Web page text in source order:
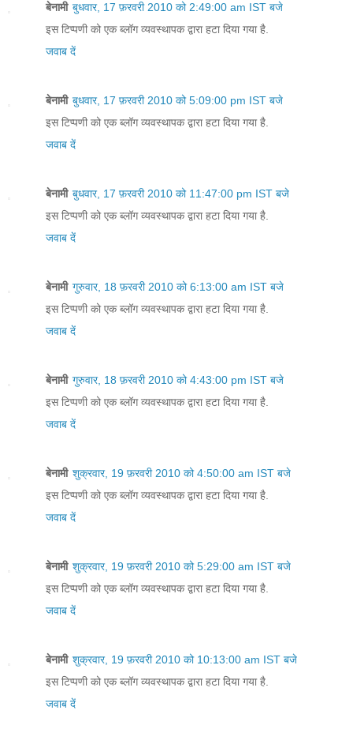
बेनामी बुधवार, 17 फ़रवरी 2010 को 2:49:00 am IST बजे
इस टिप्पणी को एक ब्लॉग व्यवस्थापक द्वारा हटा दिया गया है.
जवाब दें
बेनामी बुधवार, 17 फ़रवरी 2010 को 5:09:00 pm IST बजे
इस टिप्पणी को एक ब्लॉग व्यवस्थापक द्वारा हटा दिया गया है.
जवाब दें
बेनामी बुधवार, 17 फ़रवरी 2010 को 11:47:00 pm IST बजे
इस टिप्पणी को एक ब्लॉग व्यवस्थापक द्वारा हटा दिया गया है.
जवाब दें
बेनामी गुरुवार, 18 फ़रवरी 2010 को 6:13:00 am IST बजे
इस टिप्पणी को एक ब्लॉग व्यवस्थापक द्वारा हटा दिया गया है.
जवाब दें
बेनामी गुरुवार, 18 फ़रवरी 2010 को 4:43:00 pm IST बजे
इस टिप्पणी को एक ब्लॉग व्यवस्थापक द्वारा हटा दिया गया है.
जवाब दें
बेनामी शुक्रवार, 19 फ़रवरी 2010 को 4:50:00 am IST बजे
इस टिप्पणी को एक ब्लॉग व्यवस्थापक द्वारा हटा दिया गया है.
जवाब दें
बेनामी शुक्रवार, 19 फ़रवरी 2010 को 5:29:00 am IST बजे
इस टिप्पणी को एक ब्लॉग व्यवस्थापक द्वारा हटा दिया गया है.
जवाब दें
बेनामी शुक्रवार, 19 फ़रवरी 2010 को 10:13:00 am IST बजे
इस टिप्पणी को एक ब्लॉग व्यवस्थापक द्वारा हटा दिया गया है.
जवाब दें